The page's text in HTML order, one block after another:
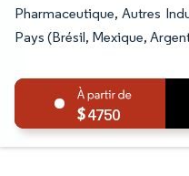
Pharmaceutique, Autres
Pays (Brésil, Mexique,
4750